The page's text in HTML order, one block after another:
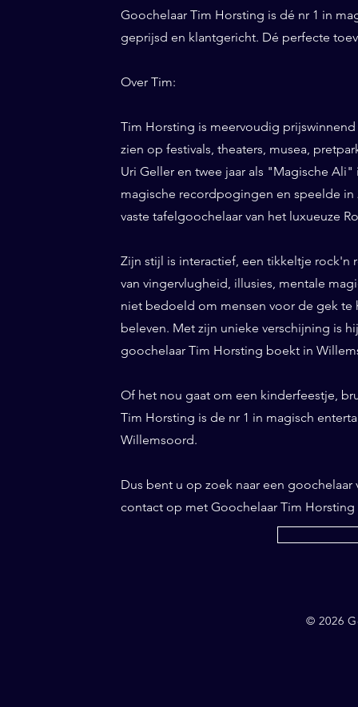
Goochelaar Tim Horsting is dé nr 1 in
geprijsd en klantgericht. Dé perfecte
Over Tim:
Tim Horsting is meervoudig
zien op festivals, theaters, musea,
Uri Geller en twee jaar als "Magische
magische recordpogingen en speelde in
vaste tafelgoochelaar van het luxueuze
Zijn stijl is interactief, een tikkeltje rock'n
van vingervlugheid, illusies, mentale
niet bedoeld om mensen voor de gek te
beleven. Met zijn unieke verschijning is
goochelaar Tim Horsting boekt in
Of het nou gaat om een kinderfeestje,
Tim Horsting is de nr 1 in magisch
Willemsoord.
Dus bent u op zoek naar een
contact op met Goochelaar Tim Horsting
© 2026